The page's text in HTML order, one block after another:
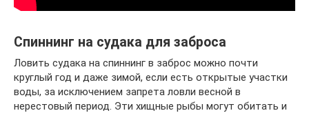
Спиннинг на судака для заброса
Ловить судака на спиннинг в заброс можно почти
круглый год и даже зимой, если есть открытые участки
воды, за исключением запрета ловли весной в
нерестовый период. Эти хищные рыбы могут обитать и